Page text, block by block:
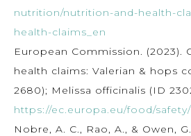
nutrition/nutrition-and-health-
health-claims_en
European Commission. (2023).
health claims: Valerian & hops
2680); Melissa officinalis (ID
https://ec.europa.eu/food/
Nobre, A. C., Rao, A., & Owen,